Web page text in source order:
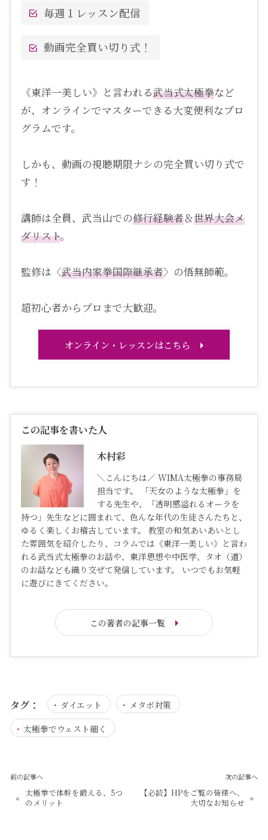
毎週１レッスン配信
動画完全買い切り式！
《東洋一美しい》と言われる武当式太極拳など
が、オンラインでマスターできる大変便利なプロ
グラムです。
しかも、動画の視聴期限ナシの完全買い切り式で
す！
講師は全員、武当山での修行経験者＆世界大会メ
ダリスト。
監修は〈武当内家拳国際継承者〉の悟無師範。
超初心者からプロまで大歓迎。
オンライン・レッスンはこちら
この記事を書いた人
木村彩
＼こんにちは／ WIMA太極拳の事務局
担当です。 「天女のような太極拳」を
する先生や、「透明感溢れるオーラを
持つ」先生などに囲まれて、色んな年代の生徒さんたちと、
ゆるく楽しくお稽古しています。 教室の和気あいあいとし
た雰囲気を紹介したり、コラムでは《東洋一美しい》と言わ
れる武当式太極拳のお話や、東洋思想や中医学、タオ（道）
のお話なども織り交ぜて発信しています。 いつでもお気軽
に遊びにきてください。
この著者の記事一覧
タグ： ダイエット
メタボ対策
太極拳でウェスト細く
前の記事へ
« 太極拳で体幹を鍛える、5つ
のメリット
次の記事へ
【必読】HPをご覧の皆様へ、
大切なお知らせ »